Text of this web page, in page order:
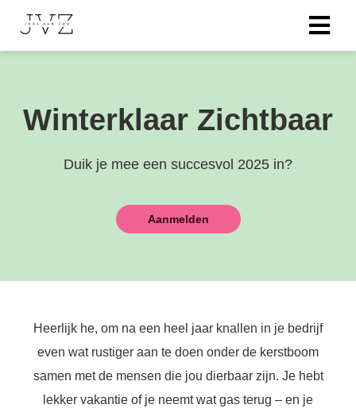
Winterklaar Zichtbaar
Duik je mee een succesvol 2025 in?
Aanmelden
Heerlijk he, om na een heel jaar knallen in je bedrijf
even wat rustiger aan te doen onder de kerstboom
samen met de mensen die jou dierbaar zijn. Je hebt
lekker vakantie of je neemt wat gas terug – en je